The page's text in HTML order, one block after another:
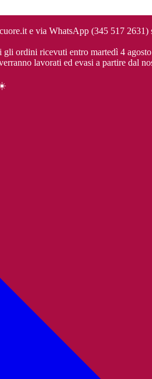
e via WhatsApp (345 517 2631)
ordini ricevuti entro martedì 4
lavorati ed evasi a partire dal